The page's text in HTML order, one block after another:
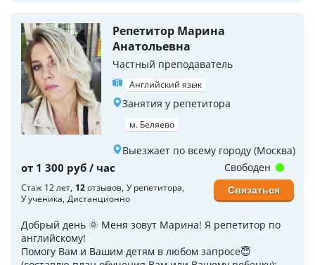
Репетитор Марина
Анатольевна
Частный преподаватель
Английский язык
Занятия у репетитора
м. Беляево
Выезжает по всему городу (Москва)
от 1 300 руб / час
Стаж 12 лет 12отзывов У репетитора
У ученика Дистанционно
Добрый день 🌞 Меня зовут Марина! Я репетитор по
английскому!
Помогу Вам и Вашим детям в любом запросе😇
Свободен
Связаться